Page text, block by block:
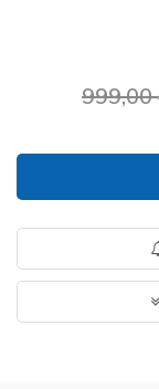
999,00